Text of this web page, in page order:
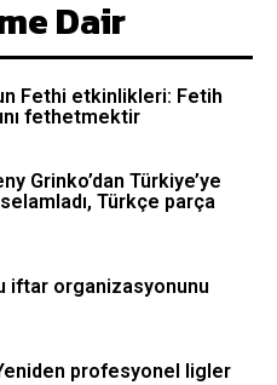
Dair
Fethi etkinlikleri: Fetih
fethetmektir
Grinko’dan Türkiye’ye
Türkçe parça
iftar organizasyonunu
profesyonel ligler